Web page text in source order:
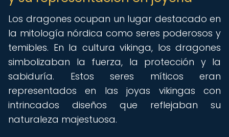
Los dragones ocupan un lugar destacado en
la mitología nórdica como seres poderosos y
temibles. En la cultura vikinga, los dragones
simbolizaban la fuerza, la protección y la
sabiduría. Estos seres míticos eran
representados en las joyas vikingas con
intrincados diseños que reflejaban su
naturaleza majestuosa.